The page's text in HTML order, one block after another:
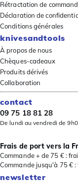
Rétractation de
Déclaration de
Conditions générales
knivesandtools
À propos de nous
Chèques-cadeaux
Produits dérivés
Collaboration
contact
09 75 18 81 28
De lundi au vendredi de
Frais de port vers la
Commande + de 75 € :
Commande jusqu'à 75 € :
newsletter